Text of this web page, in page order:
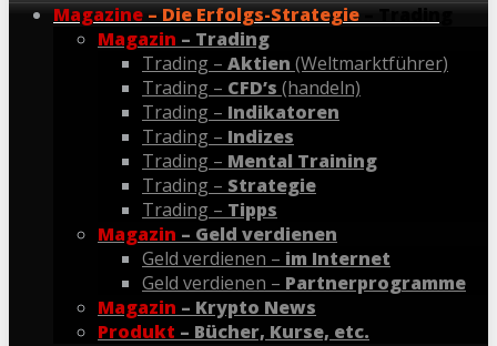
Magazine – Die Erfolgs-Strategie – Trading
Magazin – Trading
Trading – Aktien (Weltmarktführer)
Trading – CFD’s (handeln)
Trading – Indikatoren
Trading – Indizes
Trading – Mental Training
Trading – Strategie
Trading – Tipps
Magazin – Geld verdienen
Geld verdienen – im Internet
Geld verdienen – Partnerprogramme
Magazin – Krypto News
Produkt – Bücher, Kurse, etc.